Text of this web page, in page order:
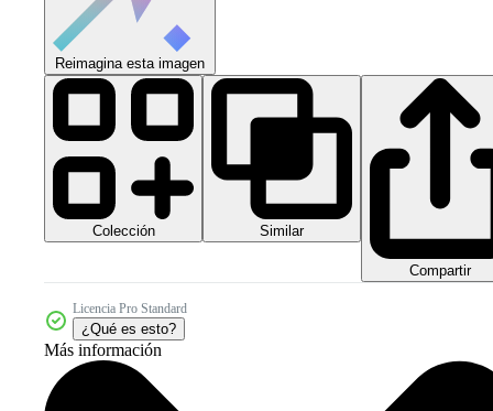
Reimagina esta imagen
Colección Similar
Compartir
Licencia Pro Standard
¿Qué es esto?
Más información